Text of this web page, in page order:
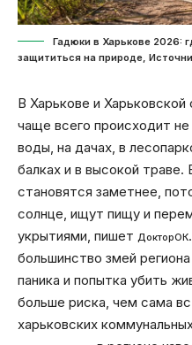
Гадюки в Харькове 2026:
защититься на природе,
В Харькове и
чаще всего происходит
воды, на дачах, в
балках и в высокой
становятся заметнее,
солнце, ищут пищу и
укрытиями, пишет ДокторОК
большинство змей
паника и попытка убить
больше риска, чем сама
харьковских